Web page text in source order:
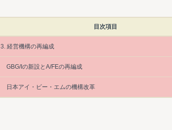
目次項目
3. 経営機構の再編成
GBG/Iの新設とA/FEの再編成
日本アイ・ビー・エムの機構改革